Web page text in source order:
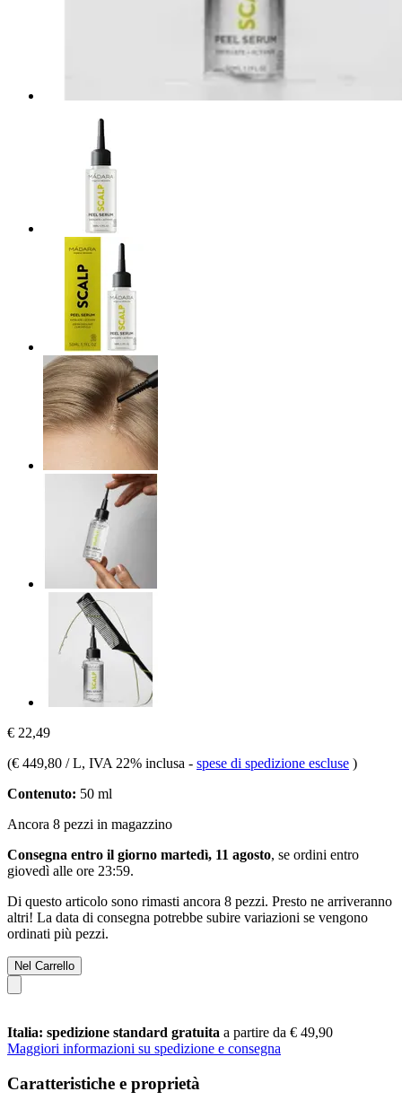
€ 22,49
(€ 449,80 / L, IVA 22% inclusa - spese di spedizione escluse )
Contenuto: 50 ml
Ancora 8 pezzi in magazzino
Consegna entro il giorno martedì, 11 agosto, se ordini entro
giovedì alle ore 23:59.
Di questo articolo sono rimasti ancora 8 pezzi. Presto ne arriveranno
altri! La data di consegna potrebbe subire variazioni se vengono
ordinati più pezzi.
Nel Carrello
Italia: spedizione standard gratuita a partire da € 49,90
Maggiori informazioni su spedizione e consegna
Caratteristiche e proprietà